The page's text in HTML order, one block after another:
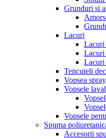
Grunduri si
Lacuri
Lacuri
Lacuri
Lacuri
Tencuieli
Vopsea spray
Vopsele
Vopsele
Spuma
Accesorii